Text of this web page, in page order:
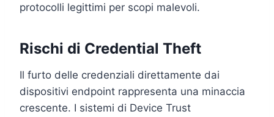
protocolli legittimi per scopi malevoli.
Rischi di Credential Theft
Il furto delle credenziali direttamente dai
dispositivi endpoint rappresenta una minaccia
crescente. I sistemi di Device Trust